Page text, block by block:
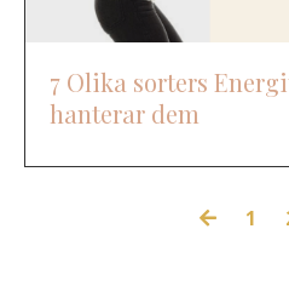
7 Olika sorters
hanterar dem
1